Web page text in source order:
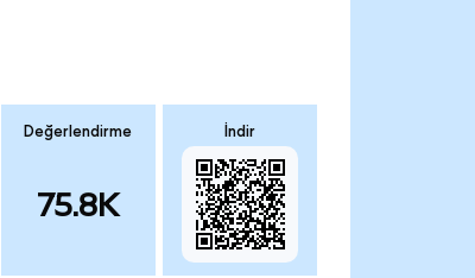
Değerlendirme
75.8K
İndir